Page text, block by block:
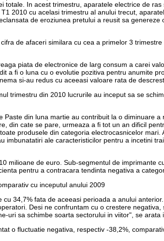
In acest trimestru, aparatele electrice de
2010 cu acelasi trimestru al anului trecut,
de eroziunea pretului a reusit sa genereze
de afaceri similara cu cea a primelor 3
piata de electronice de larg consum a carei
a fi o luna cu o evolutie pozitiva pentru anumite
si-au redus cu aceeasi valoare rata de
trimestru din 2010 lucrurile au inceput sa se
din luna martie au contribuit la o diminuare
din cate se pare, urmeaza a fi tot un an dificil
produsele din categoria electrocasnicelor mari.
ale caracteristicilor pentru a incetini
milioane de euro. Sub-segmentul de imprimante
pentru a contracara tendinta negativa a
cu inceputul anului 2009
34,7% fata de aceeasi perioada a anului
Desi ne confruntam cu o crestere
uri sa schimbe soarta sectorului in viitor", se arata
o fluctuatie negativa, respectiv -38,2%,